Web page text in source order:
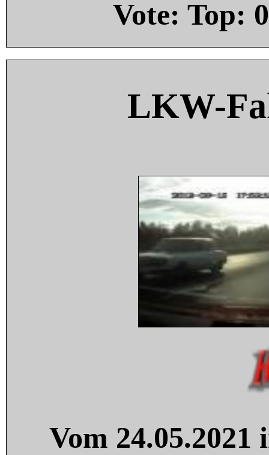
Vote: Top: 0
LKW-
Vom